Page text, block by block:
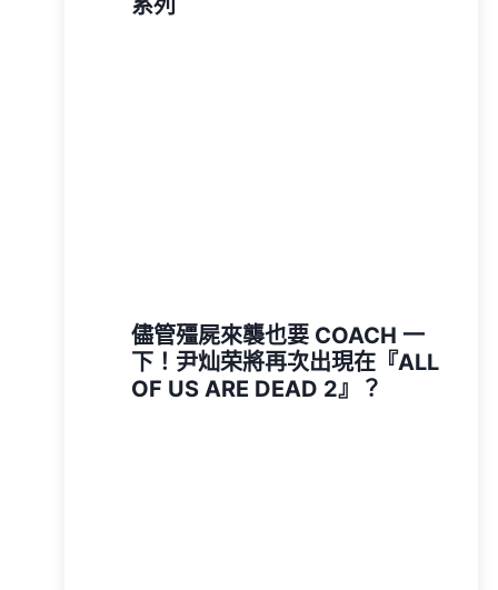
系列
儘管殭屍來襲也要 COACH 一
下！尹灿荣將再次出現在『ALL
OF US ARE DEAD 2』？